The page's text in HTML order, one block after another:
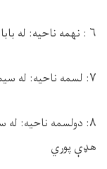
۶ : نهمه ناحیه: له بابا ولي پمپ څخه شروع بیا تر تیري هډې پوري
۷: لسمه ناحیه: له سیمانو پُل څخه شروع بیا تر نوي پُل پوري
۸: دولسمه ناحیه:
هډې پوري